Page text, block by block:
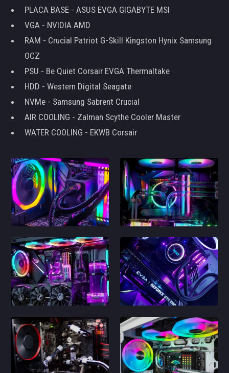
PLACA BASE - ASUS EVGA GIGABYTE MSI
VGA - NVIDIA AMD
RAM - Crucial Patriot G-Skill Kingston Hynix Samsung
OCZ
PSU - Be Quiet Corsair EVGA Thermaltake
HDD - Western Digital Seagate
NVMe - Samsung Sabrent Crucial
AIR COOLING - Zalman Scythe Cooler Master
WATER COOLING - EKWB Corsair